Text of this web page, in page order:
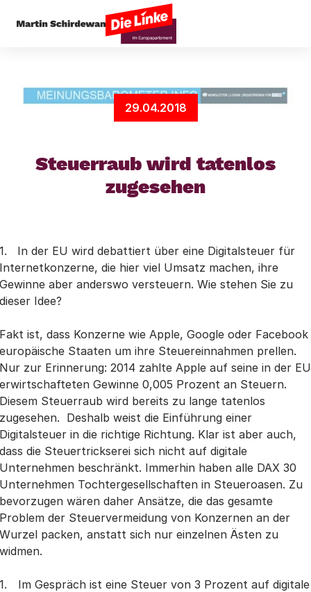
29.04.2018
Steuerraub wird tatenlos
zugesehen
1. In der EU wird debattiert über eine Digitalsteuer für
Internetkonzerne, die hier viel Umsatz machen, ihre
Gewinne aber anderswo versteuern. Wie stehen Sie zu
dieser Idee?
Fakt ist, dass Konzerne wie Apple, Google oder Facebook
europäische Staaten um ihre Steuereinnahmen prellen.
Nur zur Erinnerung: 2014 zahlte Apple auf seine in der EU
erwirtschafteten Gewinne 0,005 Prozent an Steuern.
Diesem Steuerraub wird bereits zu lange tatenlos
zugesehen. Deshalb weist die Einführung einer
Digitalsteuer in die richtige Richtung. Klar ist aber auch,
dass die Steuertrickserei sich nicht auf digitale
Unternehmen beschränkt. Immerhin haben alle DAX 30
Unternehmen Tochtergesellschaften in Steueroasen. Zu
bevorzugen wären daher Ansätze, die das gesamte
Problem der Steuervermeidung von Konzernen an der
Wurzel packen, anstatt sich nur einzelnen Ästen zu
widmen.
Im Gespräch ist eine Steuer von 3 Prozent auf digitale